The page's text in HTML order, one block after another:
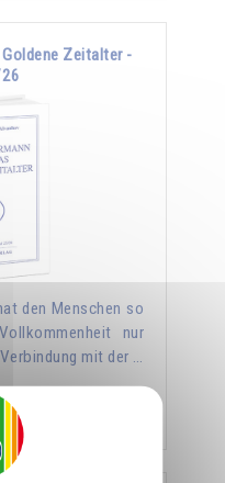
Goldene Zeitalter -
den Menschen so
nur
mit der …